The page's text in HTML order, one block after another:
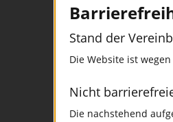
Stand der
Die Website ist
Nicht
Die nachstehend